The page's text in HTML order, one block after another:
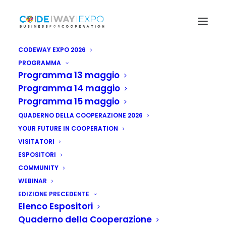
CODEWAY EXPO 2026
PROGRAMMA
Programma 13 maggio
Programma 14 maggio
Programma 15 maggio
QUADERNO DELLA COOPERAZIONE 2026
YOUR FUTURE IN COOPERATION
VISITATORI
ESPOSITORI
COMMUNITY
WEBINAR
EDIZIONE PRECEDENTE
Elenco Espositori
Quaderno della Cooperazione
Somalia: strutture
sanitarie inadeguate